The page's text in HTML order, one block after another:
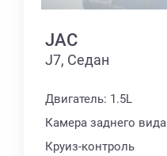
JAC
J7, Седан
Двигатель: 1.5L
Камера заднего вида
Круиз-контроль